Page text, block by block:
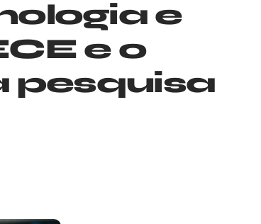
e
e o
pesquisa